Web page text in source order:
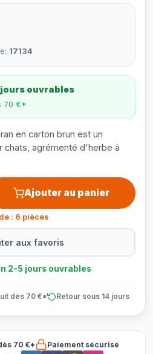
17134
ouvrables
70 €*
en carton brun est un
chats, agrémenté d'herbe à
Ajouter au panier
: 6 pièces
aux favoris
2-5 jours ouvrables
dès 70 €* Retour sous 14 jours
70 €*
Paiement sécurisé